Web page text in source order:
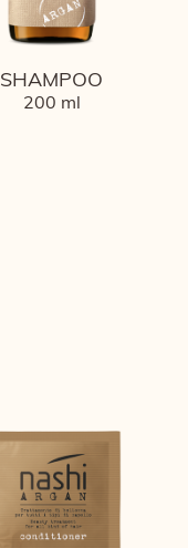
SHAMPOO
200 ml